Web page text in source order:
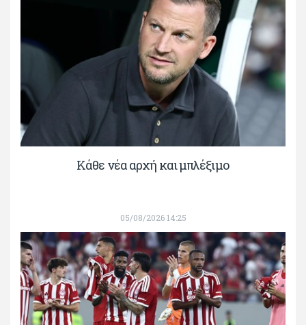
Κάθε νέα αρχή και μπλέξιμο
05/08/2026 14:25